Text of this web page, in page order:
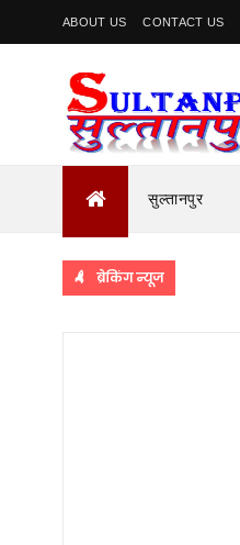
ABOUT US CONTACT US
सुल्तानपुर
ब्रेकिंग न्यूज